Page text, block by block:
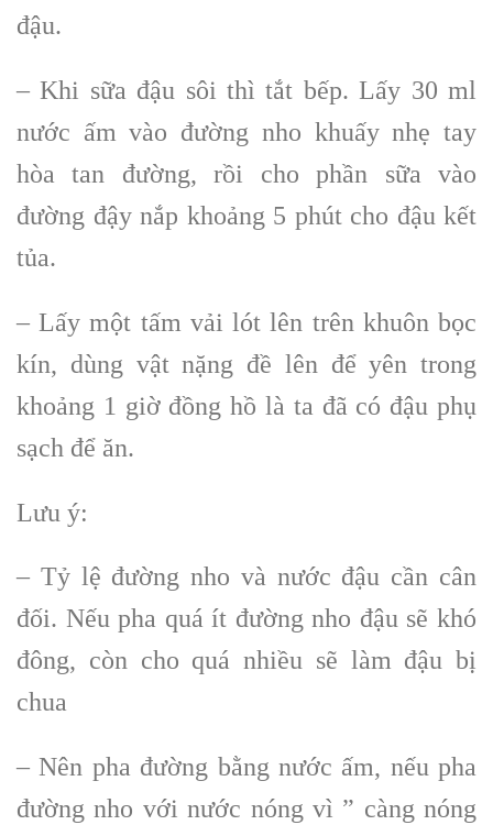
đậu.
– Khi sữa đậu sôi thì tắt bếp. Lấy 30 ml
nước ấm vào đường nho khuấy nhẹ tay
hòa tan đường, rồi cho phần sữa vào
đường đậy nắp khoảng 5 phút cho đậu kết
tủa.
– Lấy một tấm vải lót lên trên khuôn bọc
kín, dùng vật nặng đề lên để yên trong
khoảng 1 giờ đồng hồ là ta đã có đậu phụ
sạch để ăn.
Lưu ý:
– Tỷ lệ đường nho và nước đậu cần cân
đối. Nếu pha quá ít đường nho đậu sẽ khó
đông, còn cho quá nhiều sẽ làm đậu bị
chua
– Nên pha đường bằng nước ấm, nếu pha
đường nho với nước nóng vì ” càng nóng